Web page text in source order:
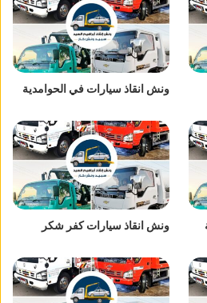
ونش انقاذ سيارات في الحوامدية
ونش انقاذ سيارات كفر شكر